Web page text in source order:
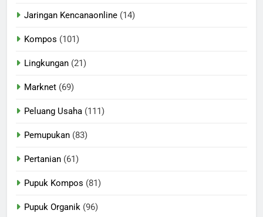
Jaringan Kencanaonline (14)
Kompos (101)
Lingkungan (21)
Marknet (69)
Peluang Usaha (111)
Pemupukan (83)
Pertanian (61)
Pupuk Kompos (81)
Pupuk Organik (96)